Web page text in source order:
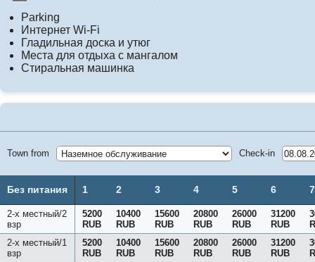
Parking
Интернет Wi-Fi
Гладильная доска и утюг
Места для отдыха с мангалом
Стиральная машинка
Town from Check-in
Без питания 1 2 3 4 5 6 7
2-х местный/2
взр
5200
RUB
10400
RUB
15600
RUB
20800
RUB
26000
RUB
31200
RUB
2-х местный/1
взр
5200
RUB
10400
RUB
15600
RUB
20800
RUB
26000
RUB
31200
RUB